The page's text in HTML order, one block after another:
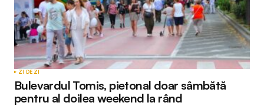
ZI DE ZI
Bulevardul Tomis, pietonal doar sâmbătă
pentru al doilea weekend la rând